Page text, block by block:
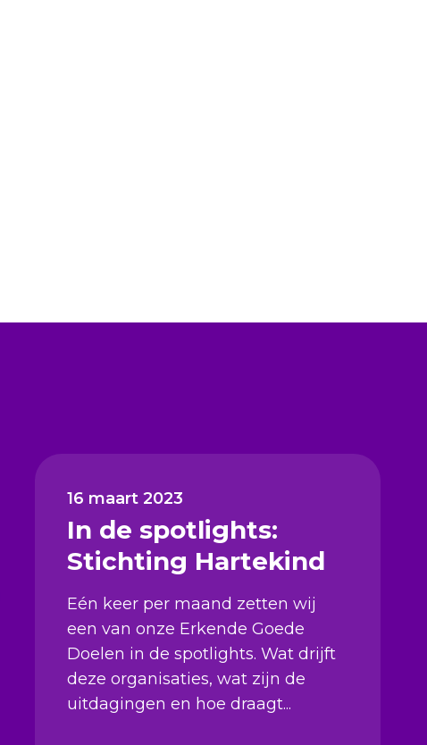
16 maart 2023
In de spotlights:
Stichting Hartekind
Eén keer per maand zetten wij
een van onze Erkende Goede
Doelen in de spotlights. Wat drijft
deze organisaties, wat zijn de
uitdagingen en hoe draagt...